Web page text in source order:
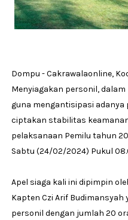
Dompu - Cakrawalaonline,
Menyiagakan personil,
guna mengantisipasi
ciptakan stabilitas
pelaksanaan Pemilu tahun
Sabtu (24/02/2024) Pukul
Apel siaga kali ini dipimpin
Kapten Czi Arif Budimansyah
personil dengan jumlah 20